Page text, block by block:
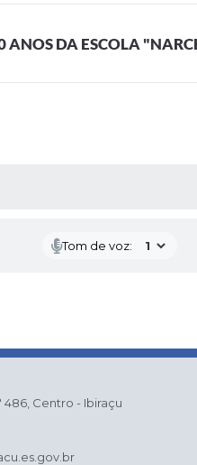
ANOS DA ESCOLA
Tom de voz:
486, Centro - Ibiraçu